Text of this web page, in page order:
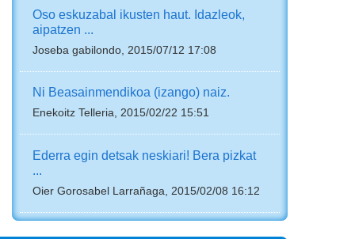
Oso eskuzabal ikusten haut. Idazleok,
aipatzen ...
Joseba gabilondo, 2015/07/12 17:08
Ni Beasainmendikoa (izango) naiz.
Enekoitz Telleria, 2015/02/22 15:51
Ederra egin detsak neskiari! Bera pizkat
...
Oier Gorosabel Larrañaga, 2015/02/08 16:12